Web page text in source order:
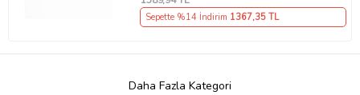
Sepette %14 İndirim 1367,35 TL
Daha Fazla Kategori